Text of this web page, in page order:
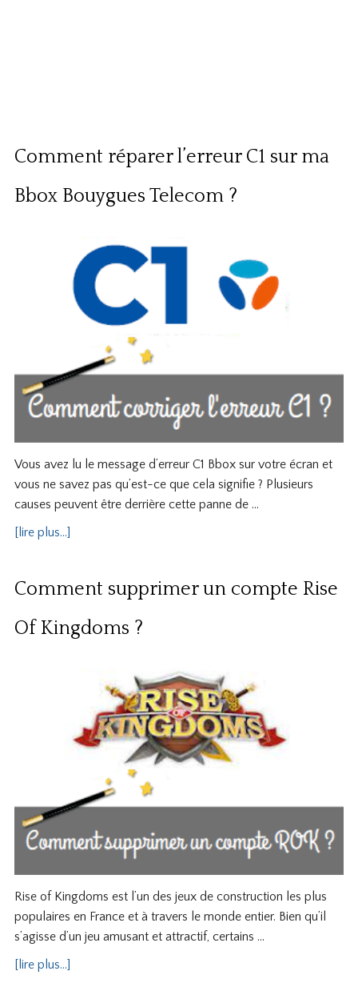
Comment réparer l’erreur C1 sur ma
Bbox Bouygues Telecom ?
Vous avez lu le message d’erreur C1 Bbox sur votre écran et
vous ne savez pas qu’est-ce que cela signifie ? Plusieurs
causes peuvent être derrière cette panne de …
[lire plus...]
Comment supprimer un compte Rise
Of Kingdoms ?
Rise of Kingdoms est l’un des jeux de construction les plus
populaires en France et à travers le monde entier. Bien qu’il
s’agisse d’un jeu amusant et attractif, certains …
[lire plus...]